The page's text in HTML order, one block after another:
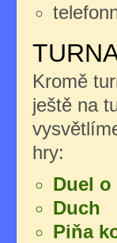
Kromě
ještě na
hry:
Duel o
Duch
Piňa